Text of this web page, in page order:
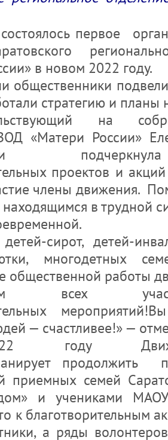
первое
в новом 2022 году.
общественники
стратегию и
на
«Матери России»
проектов и
члены движения.
в трудной
сирот, детей-
многодетных
общественной работы
всех
— счастливее!» —
году
продолжить
приемных семей
и учениками
к благотворительным
а ряды